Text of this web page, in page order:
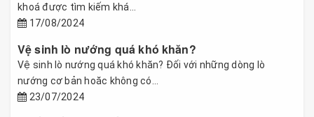
khoá được tìm kiếm khá...
17/08/2024
Vệ sinh lò nướng quá khó khăn?
Vệ sinh lò nướng quá khó khăn? Đối với những dòng lò
nướng cơ bản hoăc không có...
23/07/2024